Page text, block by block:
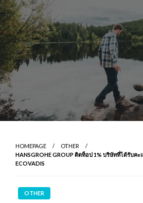
HOMEPAGE
OTHER
HANSGROHE GROUP ติดท็อป 1% บริษัทที่ได้รับค
ECOVADIS
OTHER